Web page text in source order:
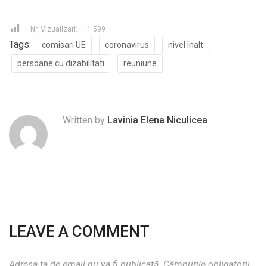
Nr. Vizualizari: 1.599
Tags: comisari UE coronavirus
nivel înalt
persoane cu dizabilitati
reuniune
Written by Lavinia Elena Niculicea
LEAVE A COMMENT